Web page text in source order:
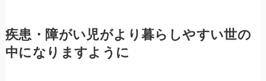
疾患・障がい児がより暮らしやすい世の
中になりますように